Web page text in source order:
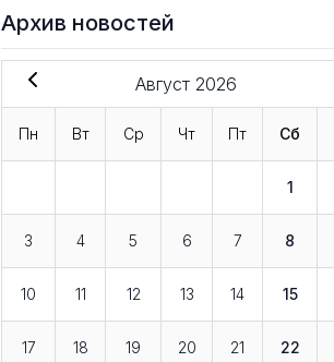
Архив новостей
Август 2026
Пн Вт Ср Чт Пт Сб
1
3 4 5 6 7 8
10 11 12 13 14 15
17 18 19 20 21 22